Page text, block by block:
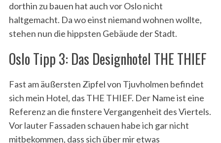
dorthin zu bauen hat auch vor Oslo nicht
haltgemacht. Da wo einst niemand wohnen wollte,
stehen nun die hippsten Gebäude der Stadt.
Oslo Tipp 3: Das Designhotel THE THIEF
Fast am äußersten Zipfel von Tjuvholmen befindet
sich mein Hotel, das THE THIEF. Der Name ist eine
Referenz an die finstere Vergangenheit des Viertels.
Vor lauter Fassaden schauen habe ich gar nicht
mitbekommen, dass sich über mir etwas